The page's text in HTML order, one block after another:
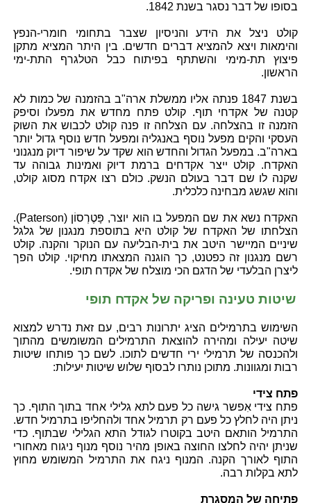
בסופו של דבר נסגר בשנת 1842.
קולט ניצל את הידע והניסיון שצבר בתחומי חומרי-הנפץ
והימאות ויצא להמציא דברים חדשים. בין היתר המציא מתקן
פיצוץ תת-מימי והשתתף בפיתוח כבל הטלגרף התת-ימי
הראשון.
בשנת 1847 פנתה אליו ממשלת ארה"ב בהזמנה של כמות לא
קטנה של אקדחי תוף. קולט פתח מחדש את מפעלו וסיפק
הזמנה זו בהצלחה. עם הצלחה זו פנה קולט לכבוש את השוק
העסקי והקים מפעל נוסף באנגליה ומפעל חדש נוסף גדול יותר
בארה"ב. במפעל הגדול והחדש הוא שקד על שיפור דיוק מנגנוני
האקדח. קולט ייצר אקדחים ברמת דיוק ואמינות גבוהה עד
שקנה לו שם דבר בעולם הנשק. כולם רצו אקדח מסוג קולט,
והוא שגשג מבחינה כלכלית.
האקדח נשא את שם המפעל בו הוא יוצר, פָּטֶרְסוֹן (Paterson).
הצלחתו של האקדח של קולט היא בתוספת מנגנון של גלגל
שיניים המיישר היטב את בית-הבליעה עם הנוקר והקנה. קולט
רשם מנגנון זה כפטנט, כך הוגנה המצאתו מחיקוי. קולט הפך
ליצרן הבלעדי של הדגם הכי מוצלח של אקדח תופי.
שיטות טעינה ופריקה של אקדח תופי
השימוש בתרמילים הציג יתרונות רבים, עם זאת נדרש למצוא
שיטה יעילה ומהירה להוצאת התרמילים המשומשים מהתוך
ולהכנסה של תרמילי ירי חדשים לתוכו. לשם כך פותחו שיטות
רבות ומגוונות. מתוכן נותרו לבסוף שלוש שיטות יעילות:
פתח צידי
פתח צידי אִפשר גישה כל פעם לתא גלילי אחד בתוך התוף. כך
ניתן היה לחלץ כל פעם רק תרמיל אחד ולהחליפו בתרמיל חדש.
התרמיל הותאם היטב בקוטרו לגודל התא הגלילי שבתוף. כדי
שניתן יהיה לחלצו החוצה באופן מהיר נוסף מנוף ניגוח מאחורי
התוף לאורך הקנה. המנוף ניגח את התרמיל המשומש מחוץ
לתא בקלות רבה.
פתיחה של המסגרת